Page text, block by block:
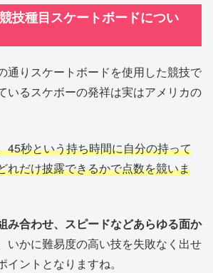
技種目スケートボードについ
通りスケートボードを使用した競技で
いるスケボーの発祥は実はアメリカの
45秒という持ち時間に自分の持って
れだけ披露できるかで点数を競いま
み合わせ、スピードなどあらゆる面か
いかに難易度の高い技を失敗なく出せ
ントとなりますね。